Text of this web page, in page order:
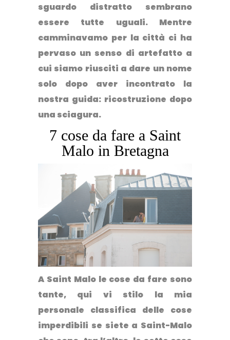
sguardo distratto sembrano
essere tutte uguali.Mentre
camminavamo per la città ci ha
pervaso un senso di artefatto a
cui siamo riusciti a dare un nome
solo dopo aver incontrato la
nostra guida: ricostruzione dopo
una sciagura.
7 cose da fare a Saint
Malo in Bretagna
A Saint Malo le cose da fare sono
tante, qui vi stilo la mia
personale classifica delle cose
imperdibili se siete a Saint-Malo